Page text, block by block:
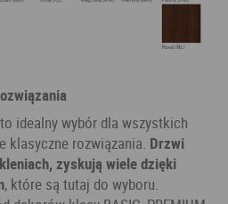
klasyczne rozwiązania. Drzwi
zyskują wiele dzięki
, które są tutaj do wyboru.